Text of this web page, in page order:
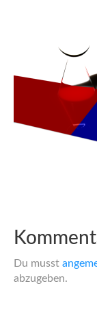
Du musst
abzugeben.